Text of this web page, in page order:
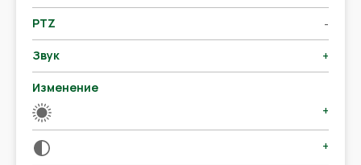
PTZ -
Звук +
Изменение
+
+